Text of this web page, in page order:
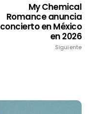
My Chemical
Romance anuncia
concierto en México
en 2026
Siguiente